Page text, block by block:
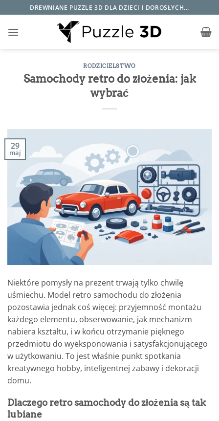
do
zawartości
DREWNIANE PUZZLE 3D DLA DZIECI I DOROSŁYCH...
RODZICIELSTWO
Samochody retro do złożenia: jak
wybrać
29
maj
Niektóre pomysły na prezent trwają tylko chwilę
uśmiechu. Model retro samochodu do złożenia
pozostawia jednak coś więcej: przyjemność montażu
każdego elementu, obserwowanie, jak mechanizm
nabiera kształtu, i w końcu otrzymanie pięknego
przedmiotu do wyeksponowania i satysfakcjonującego
w użytkowaniu. To jest właśnie punkt spotkania
kreatywnego hobby, inteligentnej zabawy i dekoracji
domu.
Dlaczego retro samochody do złożenia są tak
lubiane